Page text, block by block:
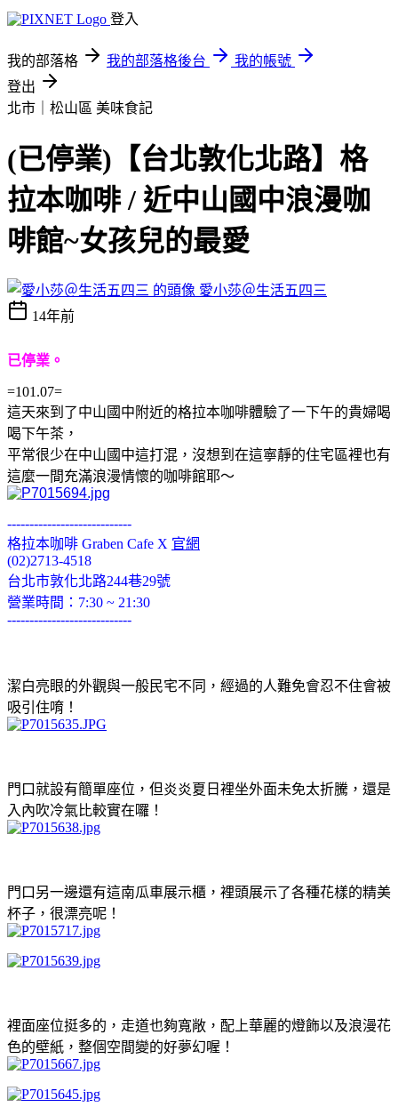
登入
我的部落格 我的部落格後台
我的帳號
登出
北市｜松山區 美味食記
(已停業)【台北敦化北路】格
拉本咖啡 / 近中山國中浪漫咖
啡館~女孩兒的最愛
愛小莎＠生活五四三
14年前
已停業。
=101.07=
這天來到了中山國中附近的格拉本咖啡體驗了一下午的貴婦喝
喝下午茶，
平常很少在中山國中這打混，沒想到在這寧靜的住宅區裡也有
這麼一間充滿浪漫情懷的咖啡館耶～
----------------------------
格拉本咖啡 Graben Cafe X 官網
(02)2713-4518
台北市敦化北路244巷29號
營業時間：7:30 ~ 21:30
----------------------------
潔白亮眼的外觀與一般民宅不同，經過的人難免會忍不住會被
吸引住唷！
門口就設有簡單座位，但炎炎夏日裡坐外面未免太折騰，還是
入內吹冷氣比較實在囉！
門口另一邊還有這南瓜車展示櫃，裡頭展示了各種花樣的精美
杯子，很漂亮呢！
裡面座位挺多的，走道也夠寬敞，配上華麗的燈飾以及浪漫花
色的壁紙，整個空間變的好夢幻喔！